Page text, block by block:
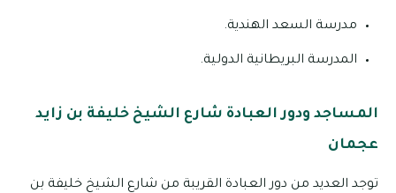
مدرسة السعد الهندية.
المدرسة البريطانية الدولية.
المساجد ودور العبادة شارع الشيخ خليفة بن زايد
عجمان
توجد العديد من دور العبادة القريبة من شارع الشيخ خليفة بن